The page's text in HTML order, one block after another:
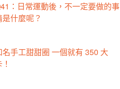
：日常運動後，不一定要做的事
是什麼呢？
名手工甜甜圈 一個就有 350 大